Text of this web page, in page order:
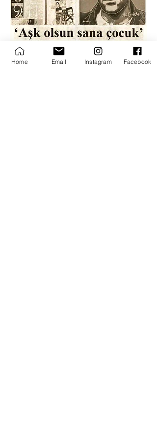
Home Email Instagram Facebook